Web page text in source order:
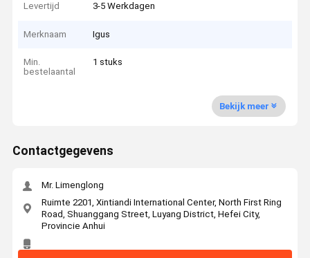
Levertijd 3-5 Werkdagen
Merknaam Igus
Min.
bestelaantal
1 stuks
Bekijk meer
Contactgegevens
Mr. Limenglong
Ruimte 2201, Xintiandi International Center, North First Ring
Road, Shuanggang Street, Luyang District, Hefei City,
Provincie Anhui